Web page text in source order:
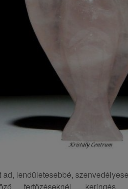
ad, lendületesebbé,